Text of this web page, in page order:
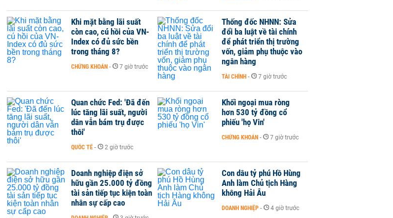
Khi mặt bằng lãi suất
còn cao, cú hồi của VN-
Index có đủ sức bền
trong tháng 8?
CHỨNG KHOÁN - 7 giờ trước
Thống đốc NHNN: Sửa
đổi ba luật về tài chính
để phát triển thị trường
vốn, giảm phụ thuộc vào
ngân hàng
TÀI CHÍNH - 7 giờ trước
Quan chức Fed: 'Đã đến
lúc tăng lãi suất, người
dân vẫn bám trụ được
thôi'
QUỐC TẾ - 2 giờ trước
Khối ngoại mua ròng
hơn 530 tỷ đồng cổ
phiếu 'họ Vin'
CHỨNG KHOÁN - 7 giờ trước
Doanh nghiệp điện sở
hữu gần 25.000 tỷ đồng
tài sản tiếp tục kiện toàn
nhân sự cấp cao
Con dâu tỷ phú Hồ Hùng
Anh làm Chủ tịch Hàng
không Hải Âu
DOANH NGHIỆP - 4 giờ trước